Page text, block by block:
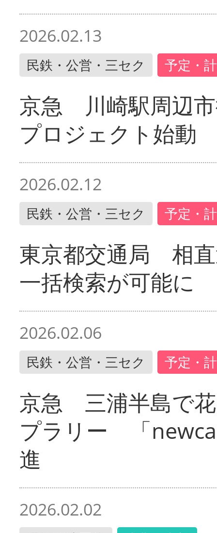
2026.02.13
民鉄・公営・三セク 予定・
京急 川崎駅周辺
プロジェクト始動
2026.02.12
民鉄・公営・三セク 予定・
東京都交通局 相
一括検索が可能に
2026.02.06
民鉄・公営・三セク 予定・
京急 三浦半島で
プラリー 「
進
2026.02.02